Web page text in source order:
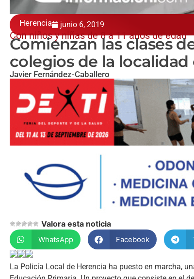
Herencia junio 6, 2019
Con niños y niñas de 8 a 11 años de edad
Comienzan las clases
colegios de la
Javier Fernández-Caballero
Valora esta noticia
WhatsApp Facebook
La Policía Local de Herencia ha puesto en marcha,